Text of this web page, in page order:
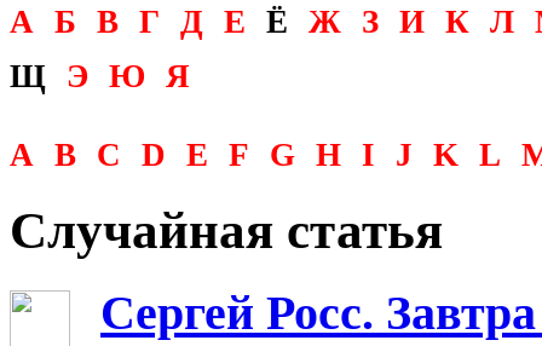
А Б В Г Д Е Ё Ж З И К Л
Щ Э Ю Я
A B C D E F G H I J K L
Случайная статья
Сергей Росс.